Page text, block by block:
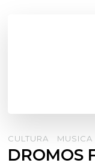
CULTURA MUSICA
DROMOS